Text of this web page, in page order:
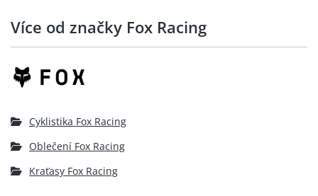
Více od značky Fox Racing
Cyklistika Fox Racing
Oblečení Fox Racing
Kraťasy Fox Racing